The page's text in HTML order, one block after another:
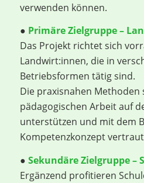
verwenden können.
● Primäre Zielgruppe –
Das Projekt richtet sich
Landwirt:innen, die in
Betriebsformen tätig sind.
Die praxisnahen Methoden
pädagogischen Arbeit auf
unterstützen und mit dem
Kompetenzkonzept
● Sekundäre Zielgruppe –
Ergänzend profitieren